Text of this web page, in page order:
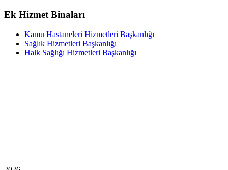
Ek Hizmet Binaları
Kamu Hastaneleri Hizmetleri Başkanlığı
Sağlık Hizmetleri Başkanlığı
Halk Sağlığı Hizmetleri Başkanlığı